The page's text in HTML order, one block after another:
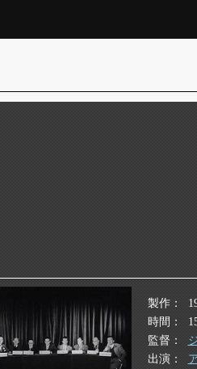
製作
時間
監督
出演